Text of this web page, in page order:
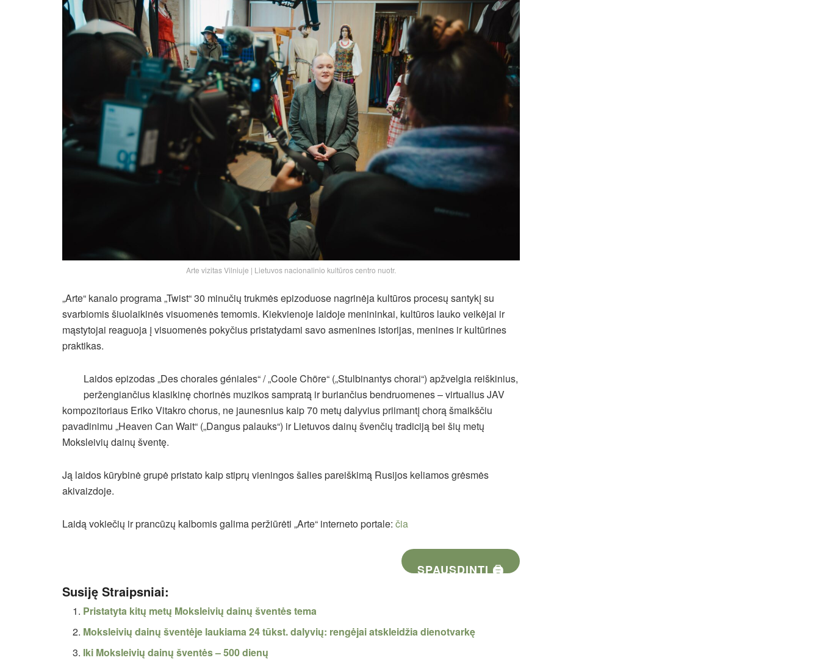
Arte vizitas Vilniuje | Lietuvos nacionalinio kultūros centro nuotr.
„Arte“ kanalo programa „Twist“ 30 minučių trukmės epizoduose nagrinėja kultūros procesų santykį su
svarbiomis šiuolaikinės visuomenės temomis. Kiekvienoje laidoje menininkai, kultūros lauko veikėjai ir
mąstytojai reaguoja į visuomenės pokyčius pristatydami savo asmenines istorijas, menines ir kultūrines
praktikas.
Laidos epizodas „Des chorales géniales“ / „Coole Chöre“ („Stulbinantys chorai“) apžvelgia reiškinius,
peržengiančius klasikinę chorinės muzikos sampratą ir buriančius bendruomenes – virtualius JAV
kompozitoriaus Eriko Vitakro chorus, ne jaunesnius kaip 70 metų dalyvius priimantį chorą šmaikščiu
pavadinimu „Heaven Can Wait“ („Dangus palauks“) ir Lietuvos dainų švenčių tradiciją bei šių metų
Moksleivių dainų šventę.
Ją laidos kūrybinė grupė pristato kaip stiprų vieningos šalies pareiškimą Rusijos keliamos grėsmės
akivaizdoje.
Laidą vokiečių ir prancūzų kalbomis galima peržiūrėti „Arte“ interneto portale: čia
SPAUSDINTI 🖨
Susiję Straipsniai:
Pristatyta kitų metų Moksleivių dainų šventės tema
Moksleivių dainų šventėje laukiama 24 tūkst. dalyvių: rengėjai atskleidžia dienotvarkę
Iki Moksleivių dainų šventės – 500 dienų